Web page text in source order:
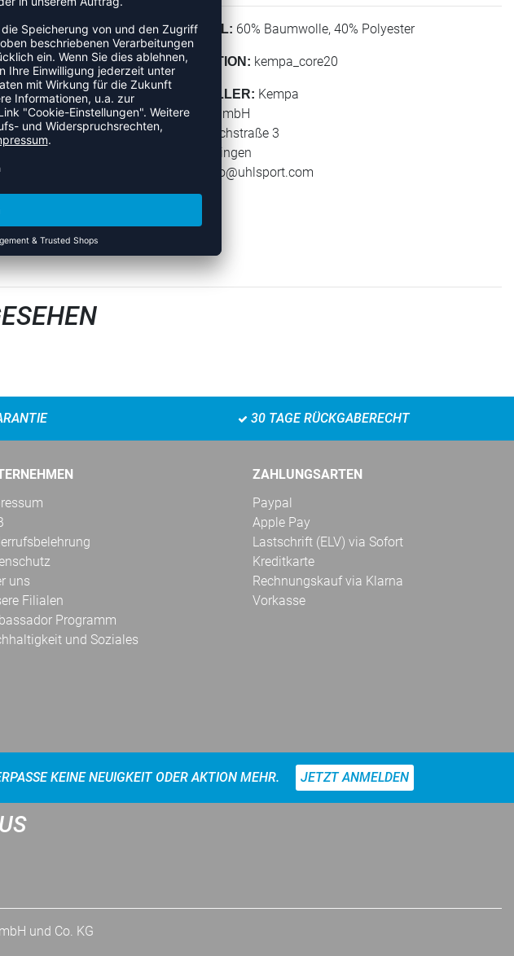
im Training oder in
angenehm warm
Linie kombinierbar.
bis
Kempa-Aufdruck
Material: 60%
MATERIAL: 60% Baumwolle, 40% Polyester
KOLLEKTION: kempa_core20
HERSTELLER: Kempa
Uhlsport GmbH
Klingenbachstraße 3
72336 Balingen
info@uhlsport.com
30 TAGE RÜCKGABERECHT
uns
Filialen
Programm
und Soziales
ZAHLUNGSARTEN
Paypal
Apple Pay
Lastschrift (ELV) via Sofort
Kreditkarte
Rechnungskauf via Klarna
Vorkasse
KEINE NEUIGKEIT ODER AKTION MEHR. JETZT ANMELDEN
und Co. KG